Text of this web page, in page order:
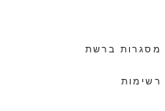
מסגרות ברשת
רשימות